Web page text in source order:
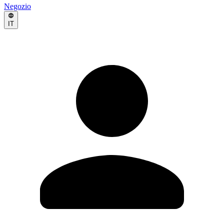
Negozio
IT